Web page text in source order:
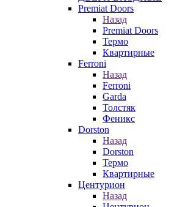
Premiat Doors
Назад
Premiat Doors
Термо
Квартирные
Ferroni
Назад
Ferroni
Garda
Толстяк
Феникс
Dorston
Назад
Dorston
Термо
Квартирные
Центурион
Назад